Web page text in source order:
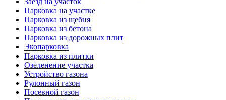
Парковка на участке
Парковка из щебня
Парковка из бетона
Парковка из дорожных плит
Экопарковка
Парковка из плитки
Озеленение участка
Устройство газона
Рулонный газон
Посевной газон